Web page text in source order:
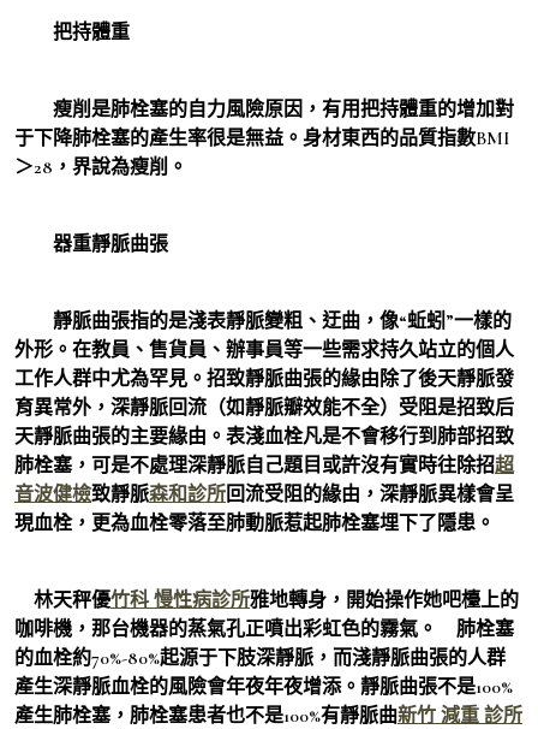
把持體重
瘦削是肺栓塞的自力風險原因，有用把持體重的增加對
于下降肺栓塞的產生率很是無益。身材東西的品質指數BMI
＞28，界說為瘦削。
器重靜脈曲張
靜脈曲張指的是淺表靜脈變粗、迂曲，像“蚯蚓”一樣的
外形。在教員、售貨員、辦事員等一些需求持久站立的個人
工作人群中尤為罕見。招致靜脈曲張的緣由除了後天靜脈發
育異常外，深靜脈回流（如靜脈瓣效能不全）受阻是招致后
天靜脈曲張的主要緣由。表淺血栓凡是不會移行到肺部招致
肺栓塞，可是不處理深靜脈自己題目或許沒有實時往除招超
音波健檢致靜脈森和診所回流受阻的緣由，深靜脈異樣會呈
現血栓，更為血栓零落至肺動脈惹起肺栓塞埋下了隱患。
林天秤優竹科 慢性病診所雅地轉身，開始操作她吧檯上的
咖啡機，那台機器的蒸氣孔正噴出彩虹色的霧氣。 肺栓塞
的血栓約70%-80%起源于下肢深靜脈，而淺靜脈曲張的人群
產生深靜脈血栓的風險會年夜年夜增添。靜脈曲張不是100%
產生肺栓塞，肺栓塞患者也不是100%有靜脈曲新竹 減重 診所